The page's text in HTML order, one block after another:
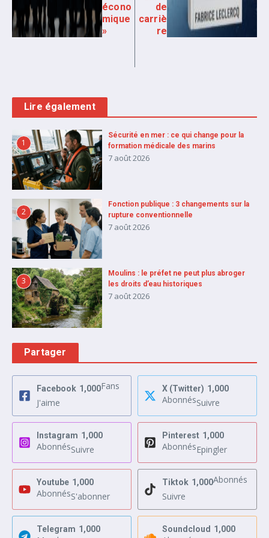
écono
mique
»
de
carriè
re
Lire également
1
Sécurité en mer : ce qui change pour la
formation médicale des marins
7 août 2026
2
Fonction publique : 3 changements sur la
rupture conventionnelle
7 août 2026
3
Moulins : le préfet ne peut plus abroger
les droits d’eau historiques
7 août 2026
Partager
Facebook 1,000Fans
J'aime
X (Twitter) 1,000
AbonnésSuivre
Instagram 1,000
AbonnésSuivre
Pinterest 1,000
AbonnésEpingler
Youtube 1,000
AbonnésS'abonner
Tiktok 1,000Abonnés
Suivre
Telegram 1,000 Soundcloud 1,000